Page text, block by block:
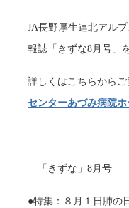
JA長野厚生連北アル
報誌「きずな8月号」
詳しくはこちらか
センターあづみ病院
「きずな」8月号
●特集：８月１日肺の